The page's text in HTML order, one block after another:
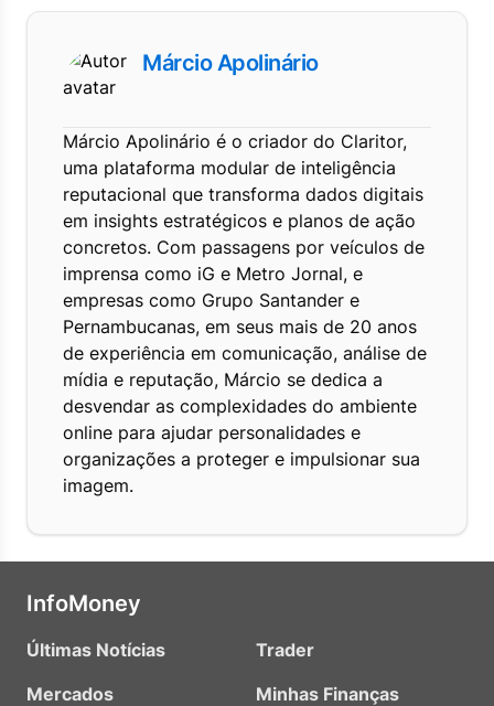
Márcio Apolinário
Márcio Apolinário é o criador do Claritor,
uma plataforma modular de inteligência
reputacional que transforma dados digitais
em insights estratégicos e planos de ação
concretos. Com passagens por veículos de
imprensa como iG e Metro Jornal, e
empresas como Grupo Santander e
Pernambucanas, em seus mais de 20 anos
de experiência em comunicação, análise de
mídia e reputação, Márcio se dedica a
desvendar as complexidades do ambiente
online para ajudar personalidades e
organizações a proteger e impulsionar sua
imagem.
InfoMoney
Últimas Notícias
Mercados
Trader
Minhas Finanças